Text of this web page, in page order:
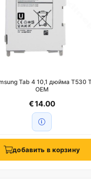
Tab 4 10,1 дюйма T530
OEM
€ 14.00
добавить в корзину